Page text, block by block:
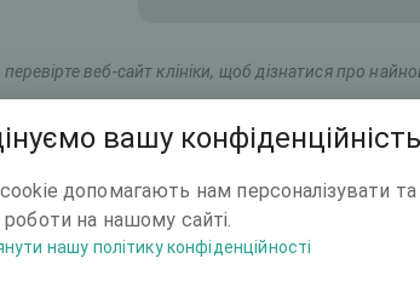
веб-сайт клініки, щоб дізнатися про
назва Загальна ціна (обидва
4667 €
вашу конфіденційність
допомагають нам персоналізувати
роботи на нашому сайті.
нашу політику конфіденційності